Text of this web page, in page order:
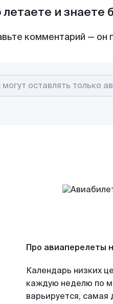
летаете и знаете
комментарий — он
Про авиаперелеты
Календарь низких
каждую неделю по
варьируется,